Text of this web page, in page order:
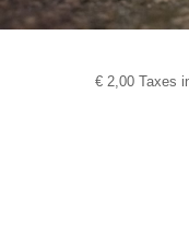
€2,00 Taxes